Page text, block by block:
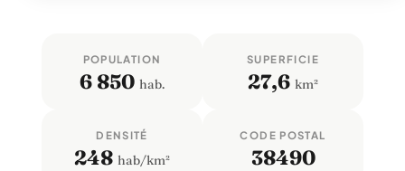
POPULATION
6 850 hab.
SUPERFICIE
27,6 km²
DENSITÉ
248 hab/km²
CODE POSTAL
38490